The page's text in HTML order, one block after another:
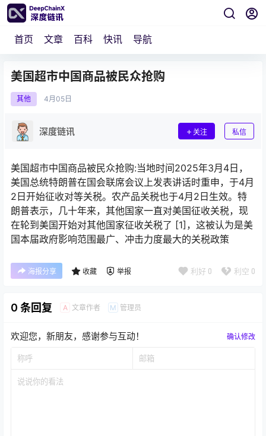
首页 文章 百科 快讯 导航
美国超市中国商品被民众抢购
其他 4月 05日
深度链讯 关注 私信
美国超市中国商品被民众抢购:当地时间2025年3月4日，
美国总统特朗普在国会联席会议上发表讲话时重申，于4月
2日开始征收对等关税。农产品关税也于4月2日生效。特
朗普表示，几十年来，其他国家一直对美国征收关税，现
在轮到美国开始对其他国家征收关税了 [1]，这被认为是美
国本届政府影响范围最广、冲击力度最大的关税政策
海报分享 收藏 举报 利好 0 利空 0
0 条回复 A 文章作者 M 管理员
欢迎您，新朋友，感谢参与互动！ 确认修改